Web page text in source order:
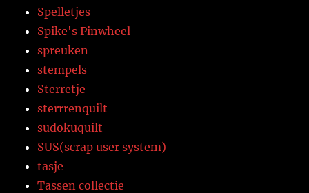
Spelletjes
Spike's Pinwheel
spreuken
stempels
Sterretje
sterrrenquilt
sudokuquilt
SUS(scrap user system)
tasje
Tassen collectie